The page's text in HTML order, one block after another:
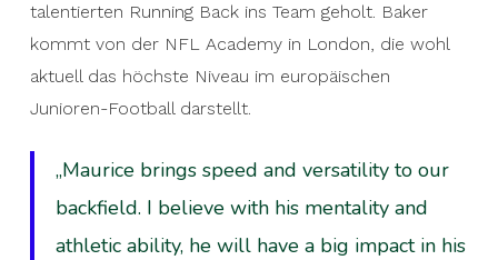
talentierten Running Back ins Team geholt. Baker
kommt von der NFL Academy in London, die wohl
aktuell das höchste Niveau im europäischen
Junioren-Football darstellt.
„Maurice brings speed and versatility to our
backfield. I believe with his mentality and
athletic ability, he will have a big impact in his